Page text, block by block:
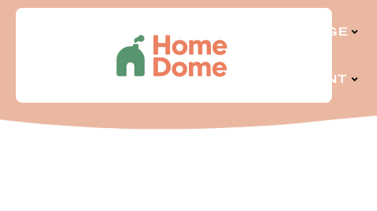
BRICOLAGE
LOGEMENT